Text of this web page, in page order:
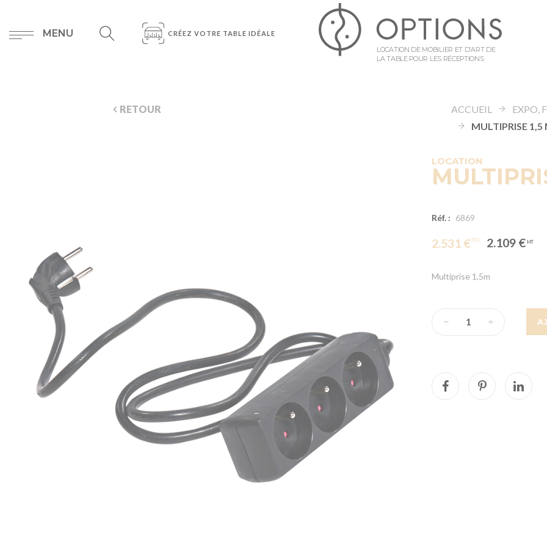
MENU CRÉEZ VOTRE TABLE IDÉALE
LOCATION DE MOBILIER ET D’ART DE
LA TABLE POUR LES RÉCEPTIONS
RETOUR ACCUEIL
MULTIPRISE 1,5
LOCATION
Réf. : 6869
2.531 € 2.109 €
Multiprise 1,5m